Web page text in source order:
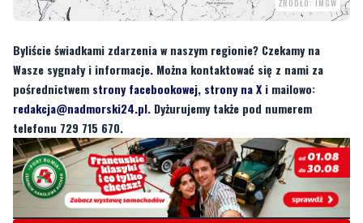
Wasze sygnały i informacje. Można kontaktować się z nami za
redakcja@nadmorski24.pl. Dyżurujemy także pod numerem
telefonu 729 715 670.
Byliście świadkami zdarzenia w naszym regionie? Chcecie
aby nasza redakcja zajęła się jakimś tematem? Czekamy na
Wasze sygnały i informacje. Można kontaktować się z naszą